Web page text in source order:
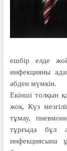
ешбір елде
инфекцияны
әбден мүмкін.
Екінші толқын
жоқ. Күз
тұмау,
тұрғыда бұл
инфекциясына